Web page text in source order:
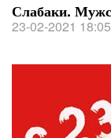
Слабаки.
23-02-2021 18:05